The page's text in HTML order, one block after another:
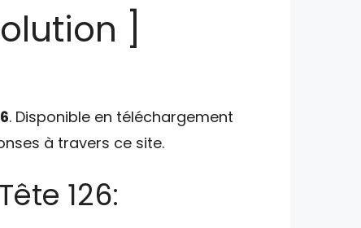
]
. Disponible en téléchargement
à travers ce site.
126: